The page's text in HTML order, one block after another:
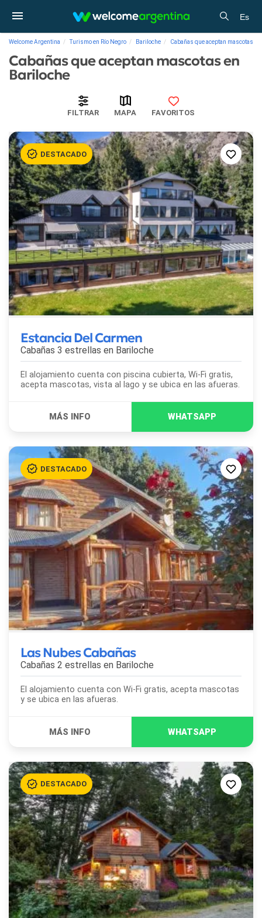
Es
Welcome Argentina Turismo en Río Negro Bariloche Cabañas que aceptan mascotas
Cabañas que aceptan mascotas en
Bariloche
FILTRAR MAPA FAVORITOS
Estancia Del Carmen
Cabañas 3 estrellas en Bariloche
El alojamiento cuenta con piscina cubierta, Wi-Fi gratis,
acepta mascotas, vista al lago y se ubica en las afueras.
Las Nubes Cabañas
Cabañas 2 estrellas en Bariloche
El alojamiento cuenta con Wi-Fi gratis, acepta mascotas
y se ubica en las afueras.